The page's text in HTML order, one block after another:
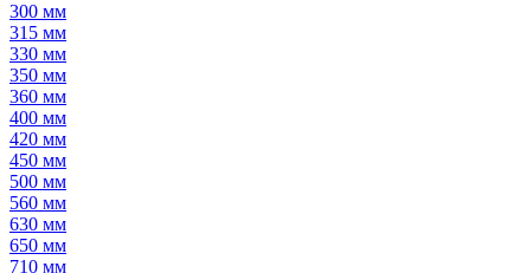
300 мм
315 мм
330 мм
350 мм
360 мм
400 мм
420 мм
450 мм
500 мм
560 мм
630 мм
650 мм
710 мм